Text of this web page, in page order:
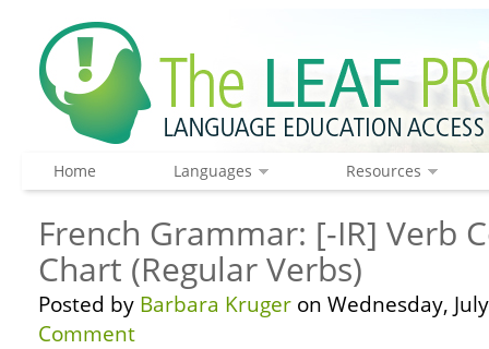
Home Languages Resources
French Grammar: [-IR] Verb
Chart (Regular Verbs)
Posted by Barbara Kruger on Wednesday,
Comment